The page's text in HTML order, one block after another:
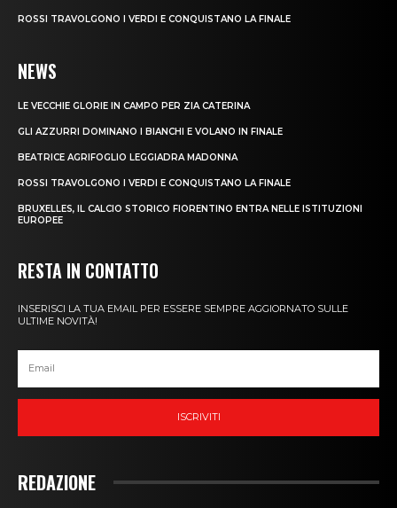
ROSSI TRAVOLGONO I VERDI E CONQUISTANO LA FINALE
NEWS
LE VECCHIE GLORIE IN CAMPO PER ZIA CATERINA
GLI AZZURRI DOMINANO I BIANCHI E VOLANO IN FINALE
BEATRICE AGRIFOGLIO LEGGIADRA MADONNA
ROSSI TRAVOLGONO I VERDI E CONQUISTANO LA FINALE
BRUXELLES, IL CALCIO STORICO FIORENTINO ENTRA NELLE ISTITUZIONI
EUROPEE
RESTA IN CONTATTO
INSERISCI LA TUA EMAIL PER ESSERE SEMPRE AGGIORNATO SULLE
ULTIME NOVITÀ!
ISCRIVITI
REDAZIONE